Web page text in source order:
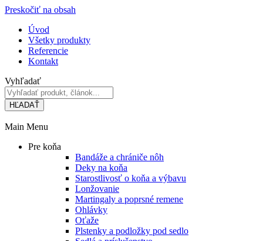
Preskočiť na obsah
Úvod
Všetky produkty
Referencie
Kontakt
Vyhľadať
HĽADAŤ
Main Menu
Pre koňa
Bandáže a chrániče nôh
Deky na koňa
Starostlivosť o koňa a výbavu
Lonžovanie
Martingaly a poprsné remene
Ohlávky
Oťaže
Plstenky a podložky pod sedlo